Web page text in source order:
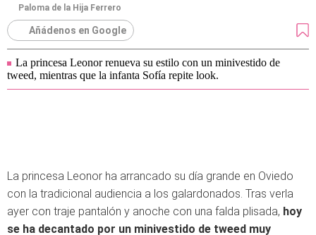
Paloma de la Hija Ferrero
Añádenos en Google
La princesa Leonor renueva su estilo con un minivestido de
tweed, mientras que la infanta Sofía repite look.
La princesa Leonor ha arrancado su día grande en Oviedo
con la tradicional audiencia a los galardonados. Tras verla
ayer con traje pantalón y anoche con una falda plisada, hoy
se ha decantado por un minivestido de tweed muy